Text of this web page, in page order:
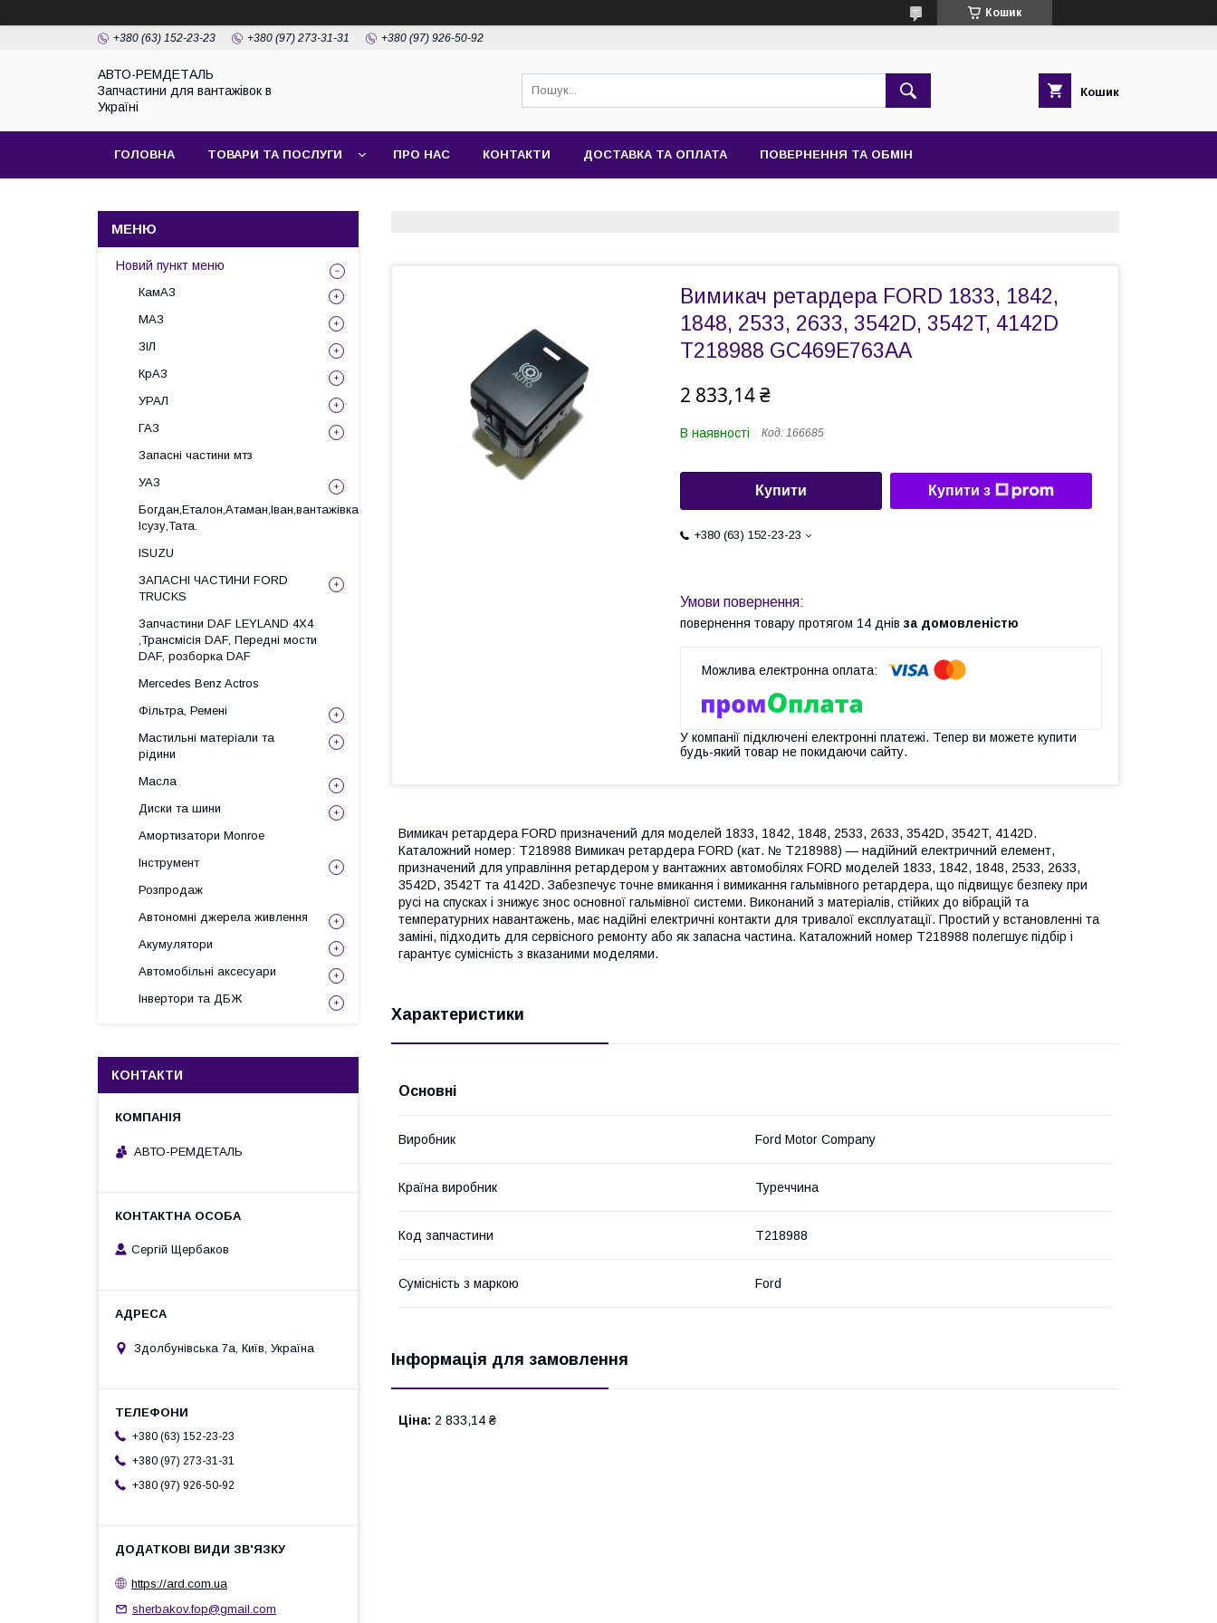
Кошик
+380 (63) 152-23-23 +380 (97) 273-31-31 +380 (97) 926-50-92
АВТО-РЕМДЕТАЛЬ
Запчастини для вантажівок в
Україні
Кошик
ГОЛОВНА ТОВАРИ ТА ПОСЛУГИ ПРО НАС КОНТАКТИ ДОСТАВКА ТА ОПЛАТА ПОВЕРНЕННЯ ТА ОБМІН
Вимикач ретардера FORD 1833, 1842,
1848, 2533, 2633, 3542D, 3542T, 4142D
T218988 GC469E763AA
2 833,14 ₴
В наявності Код: 166685
Купити Купити з
+380 (63) 152-23-23
повернення товару протягом 14 днів за домовленістю
У компанії підключені електронні платежі. Тепер ви можете купити
будь-який товар не покидаючи сайту.
Вимикач ретардера FORD призначений для моделей 1833, 1842, 1848, 2533, 2633, 3542D, 3542T, 4142D.
Каталожний номер: T218988 Вимикач ретардера FORD (кат. № T218988) — надійний електричний елемент,
призначений для управління ретардером у вантажних автомобілях FORD моделей 1833, 1842, 1848, 2533, 2633,
3542D, 3542T та 4142D. Забезпечує точне вмикання і вимикання гальмівного ретардера, що підвищує безпеку при
русі на спусках і знижує знос основної гальмівної системи. Виконаний з матеріалів, стійких до вібрацій та
температурних навантажень, має надійні електричні контакти для тривалої експлуатації. Простий у встановленні та
заміні, підходить для сервісного ремонту або як запасна частина. Каталожний номер T218988 полегшує підбір і
гарантує сумісність з вказаними моделями.
Характеристики
Основні
Виробник Ford Motor Company
Країна виробник Туреччина
Код запчастини T218988
Сумісність з маркою Ford
Інформація для замовлення
Ціна: 2 833,14 ₴
Новий пункт меню
КамАЗ
МАЗ
ЗІЛ
КрАЗ
УРАЛ
ГАЗ
Запасні частини мтз
УАЗ
Богдан,Еталон,Атаман,Іван,вантажівка
Ісузу,Тата.
ISUZU
ЗАПАСНІ ЧАСТИНИ FORD
TRUCKS
Запчастини DAF LEYLAND 4X4
,Трансмісія DAF, Передні мости
DAF, розборка DAF
Mercedes Benz Actros
Фільтра, Ремені
Мастильні матеріали та
рідини
Масла
Диски та шини
Амортизатори Monroe
Інструмент
Розпродаж
Автономні джерела живлення
Акумулятори
Автомобільні аксесуари
Інвертори та ДБЖ
КОНТАКТИ
АВТО-РЕМДЕТАЛЬ
Сергій Щербаков
Здолбунівська 7а, Київ, Україна
+380 (63) 152-23-23
+380 (97) 273-31-31
+380 (97) 926-50-92
https://ard.com.ua
sherbakov.fop@gmail.com